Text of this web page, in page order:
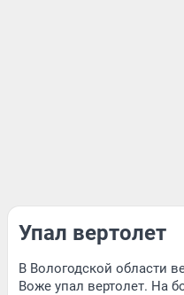
Упал вертолет
В Вологодской области
Воже упал вертолет. На